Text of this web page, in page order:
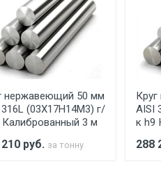
а/м. На разгрузку
нержавеющий 50 мм
316L (03Х17Н14М3) г/
Калиброванный 3 м
руб. за тонну
AISI
к h9
288